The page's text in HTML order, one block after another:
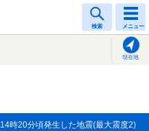
検索 メニュー
現在地
14時20分頃発生した地震(最大震度2)